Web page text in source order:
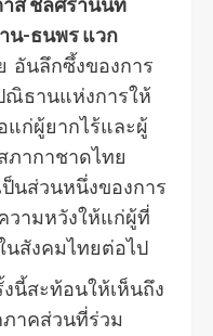
น-ธนพร แวก
อันลึกซึ้งของการ
ณิธานแห่งการให้
แก่ผู้ยากไร้และผู้
ภากาชาดไทย
นส่วนหนึ่งของการ
วามหวังให้แก่ผู้ที่
นสังคมไทยต่อไป
นี้สะท้อนให้เห็นถึง
าคส่วนที่ร่วม